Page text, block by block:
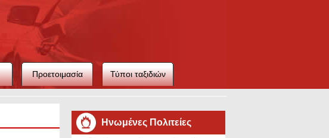
Προετοιμασία Τύποι ταξιδιών
Ηνωμένες Πολιτείες